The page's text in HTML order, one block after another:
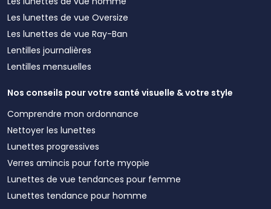
Les lunettes de vue Oversize
Les lunettes de vue Ray-Ban
Lentilles journalières
Lentilles mensuelles
Nos conseils pour votre santé visuelle & votre style
Comprendre mon ordonnance
Nettoyer les lunettes
Lunettes progressives
Verres amincis pour forte myopie
Lunettes de vue tendances pour femme
Lunettes tendance pour homme